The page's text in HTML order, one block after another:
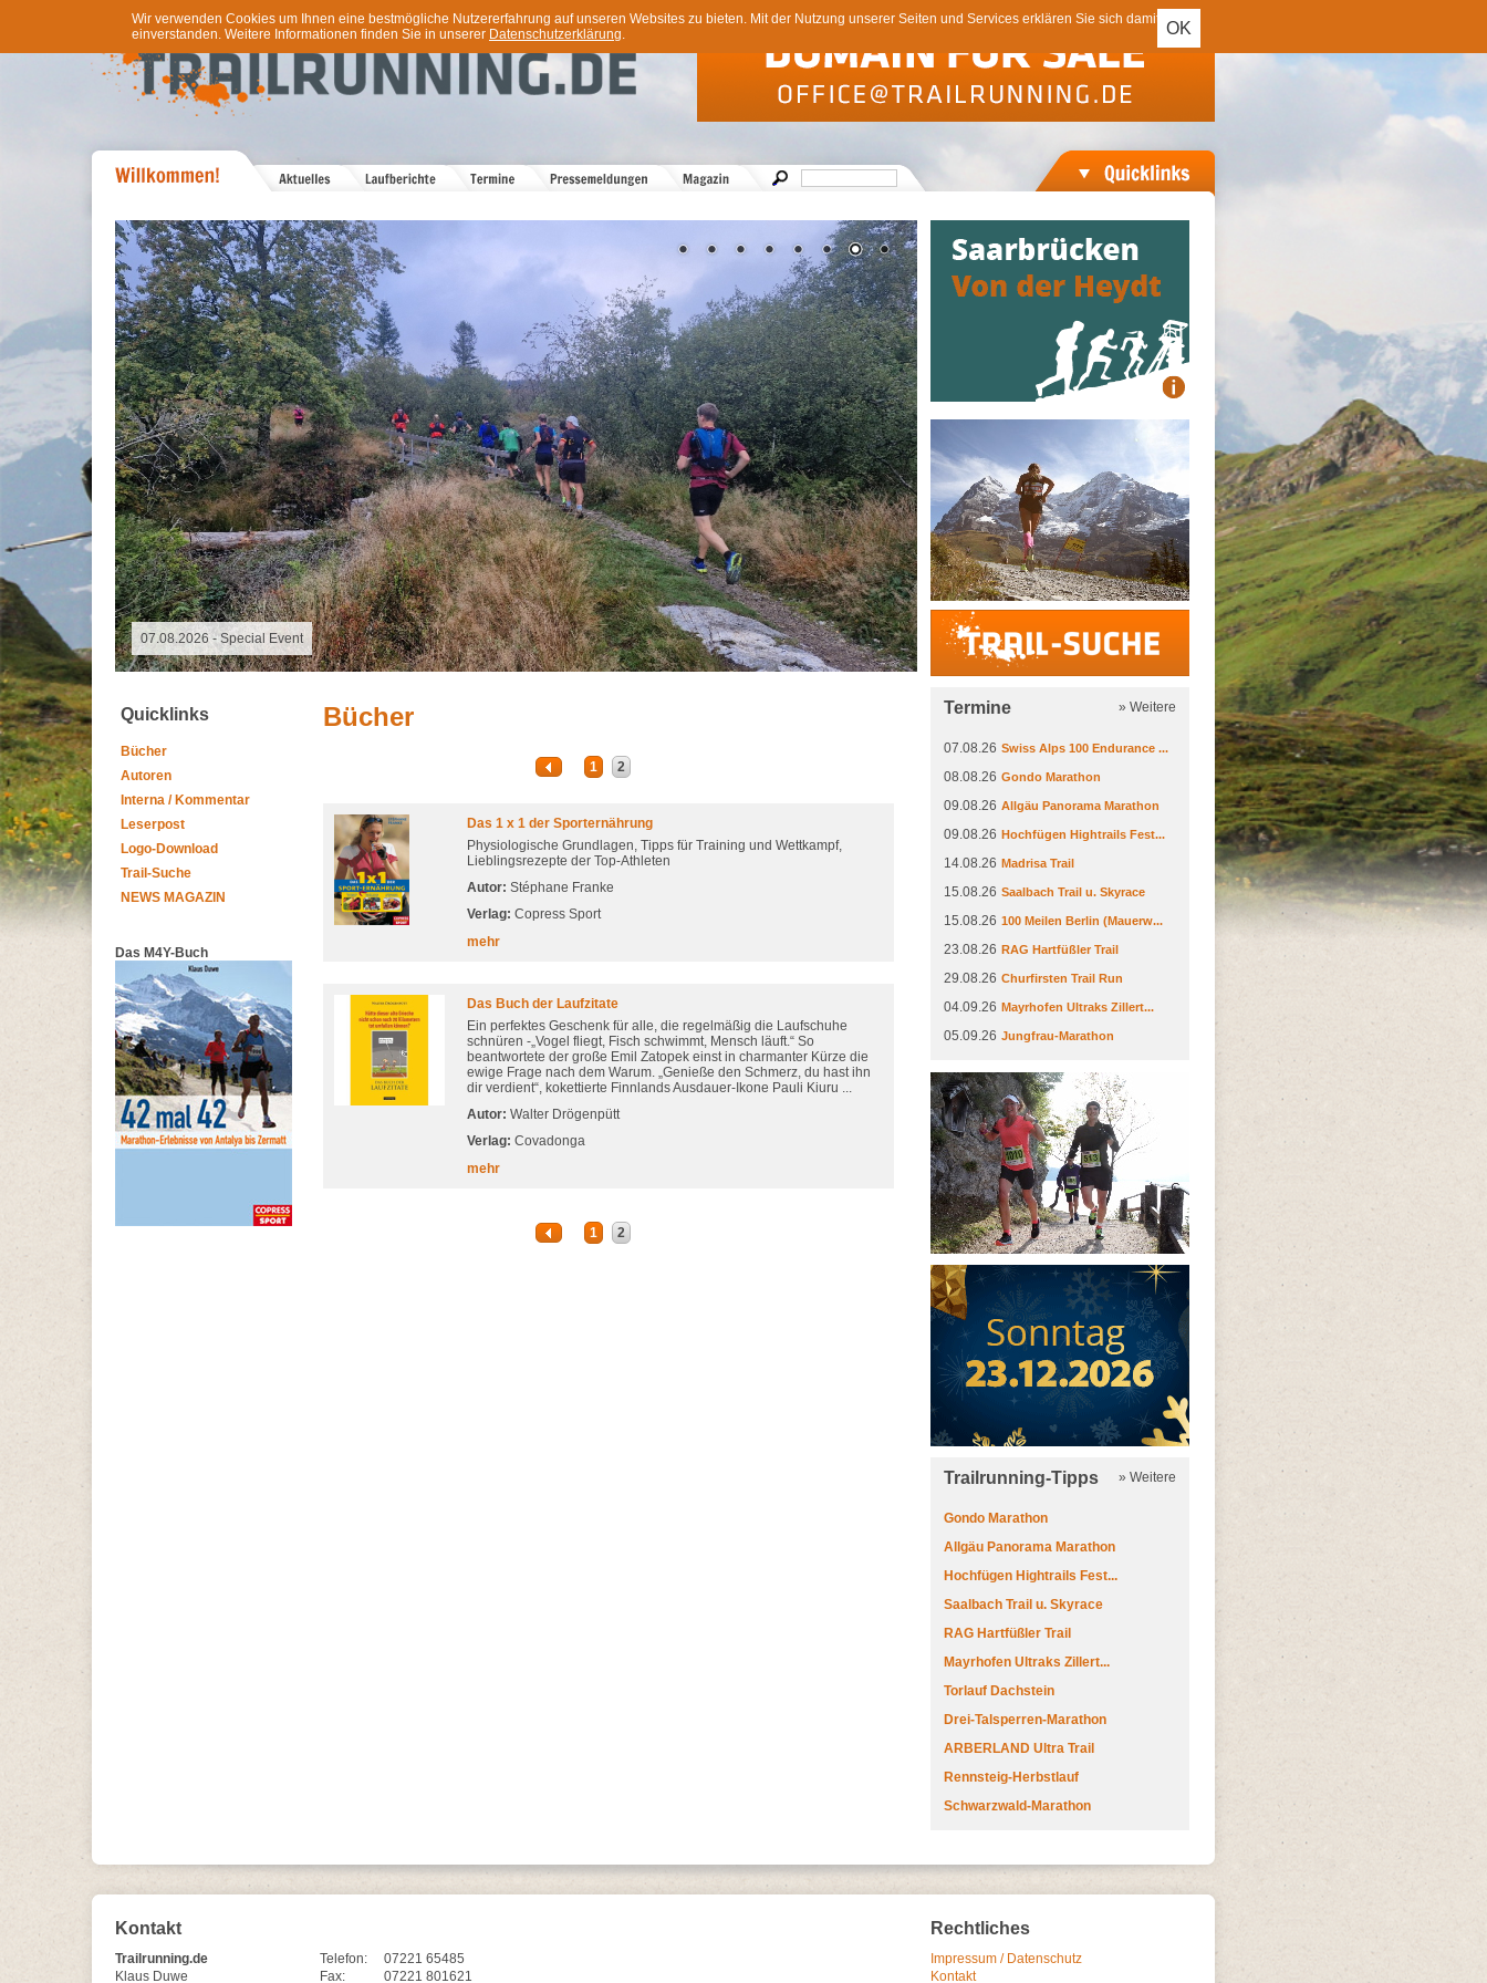
OK
Wir verwenden Cookies um Ihnen eine bestmögliche Nutzererfahrung auf unseren Websites zu bieten. Mit der Nutzung unserer Seiten und Services erklären Sie sich damit
einverstanden. Weitere Informationen finden Sie in unserer Datenschutzerklärung.
07.08.2026 -
Trail-Suche
Quicklinks
Bücher
Autoren
Interna / Kommentar
Leserpost
Logo-Download
Trail-Suche
NEWS MAGAZIN
Das M4Y-Buch
Bücher
1 2
Das 1 x 1 der Sporternährung
Physiologische Grundlagen, Tipps für Training und Wettkampf,
Lieblingsrezepte der Top-Athleten
Autor: Stéphane Franke
Verlag: Copress Sport
mehr
Das Buch der Laufzitate
Ein perfektes Geschenk für alle, die regelmäßig die Laufschuhe
schnüren -„Vogel fliegt, Fisch schwimmt, Mensch läuft.“ So
beantwortete der große Emil Zatopek einst in charmanter Kürze die
ewige Frage nach dem Warum. „Genieße den Schmerz, du hast ihn
dir verdient“, kokettierte Finnlands Ausdauer-Ikone Pauli Kiuru ...
Autor: Walter Drögenpütt
Verlag: Covadonga
mehr
1 2
Termine » Weitere
07.08.26 Swiss Alps 100 Endurance ...
08.08.26 Gondo Marathon
09.08.26 Allgäu Panorama Marathon
09.08.26 Hochfügen Hightrails Fest...
14.08.26 Madrisa Trail
15.08.26 Saalbach Trail u. Skyrace
15.08.26 100 Meilen Berlin (Mauerw...
23.08.26 RAG Hartfüßler Trail
29.08.26 Churfirsten Trail Run
04.09.26 Mayrhofen Ultraks Zillert...
05.09.26 Jungfrau-Marathon
Trailrunning-Tipps » Weitere
Gondo Marathon
Allgäu Panorama Marathon
Hochfügen Hightrails Fest...
Saalbach Trail u. Skyrace
RAG Hartfüßler Trail
Mayrhofen Ultraks Zillert...
Torlauf Dachstein
Drei-Talsperren-Marathon
ARBERLAND Ultra Trail
Rennsteig-Herbstlauf
Schwarzwald-Marathon
Kontakt
Trailrunning.de
Klaus Duwe
Telefon:
07221 65485
Fax:
07221 801621
Rechtliches
Impressum / Datenschutz
Kontakt